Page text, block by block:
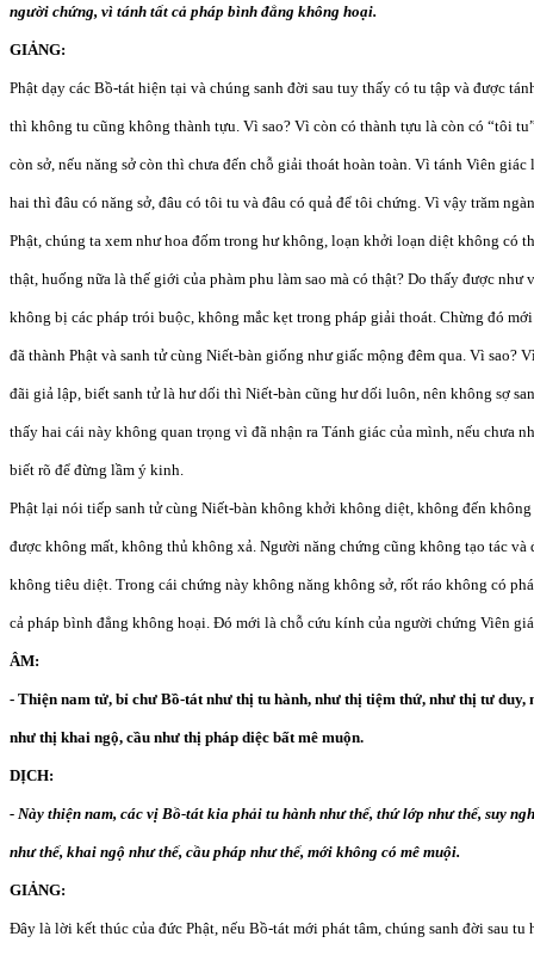
người chứng, vì tánh tất cả pháp bình đẳng không hoại.
GIẢNG:
Phật dạy các Bồ-tát hiện tại và chúng sanh đời sau tuy thấy có tu tập và được
thì không tu cũng không thành tựu. Vì sao? Vì còn có thành tựu là còn có “tôi
còn sở, nếu năng sở còn thì chưa đến chỗ giải thoát hoàn toàn. Vì tánh Viên
hai thì đâu có năng sở, đâu có tôi tu và đâu có quả để tôi chứng. Vì vậy trăm
Phật, chúng ta xem như hoa đốm trong hư không, loạn khởi loạn diệt không có
thật, huống nữa là thế giới của phàm phu làm sao mà có thật? Do thấy được như
không bị các pháp trói buộc, không mắc kẹt trong pháp giải thoát. Chừng đó
đã thành Phật và sanh tử cùng Niết-bàn giống như giấc mộng đêm qua. Vì sao?
đãi giả lập, biết sanh tử là hư dối thì Niết-bàn cũng hư dối luôn, nên không sợ
thấy hai cái này không quan trọng vì đã nhận ra Tánh giác của mình, nếu chưa
biết rõ để đừng lầm ý kinh.
Phật lại nói tiếp sanh tử cùng Niết-bàn không khởi không diệt, không đến
được không mất, không thủ không xả. Người năng chứng cũng không tạo tác
không tiêu diệt. Trong cái chứng này không năng không sở, rốt ráo không có
cả pháp bình đẳng không hoại. Đó mới là chỗ cứu kính của người chứng Viên
ÂM:
- Thiện nam tử, bỉ chư Bồ-tát như thị tu hành, như thị tiệm thứ, như thị tư
như thị khai ngộ, cầu như thị pháp diệc bất mê muộn.
DỊCH:
- Này thiện nam, các vị Bồ-tát kia phải tu hành như thế, thứ lớp như thế, suy
như thế, khai ngộ như thế, cầu pháp như thế, mới không có mê muội.
GIẢNG:
Đây là lời kết thúc của đức Phật, nếu Bồ-tát mới phát tâm, chúng sanh đời sau